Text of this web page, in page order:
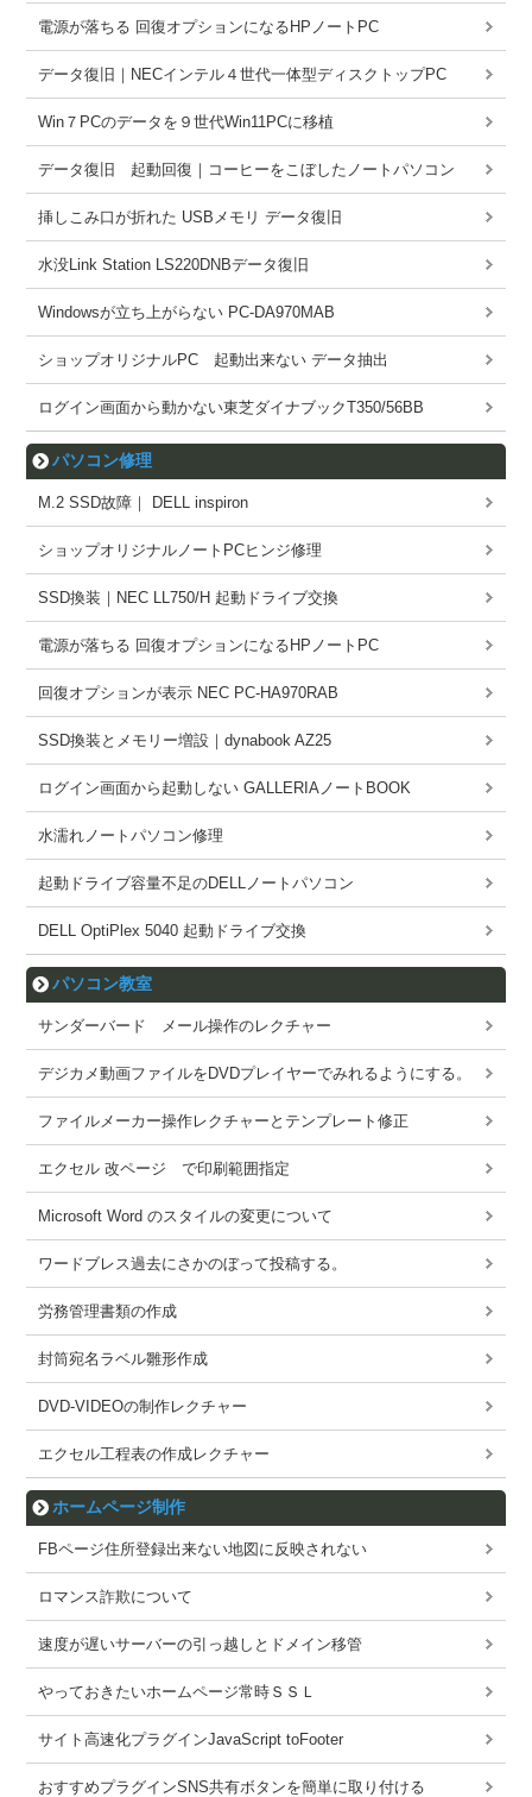
電源が落ちる 回復オプションになるHPノートPC
データ復旧｜NECインテル４世代一体型ディスクトップPC
Win７PCのデータを９世代Win11PCに移植
データ復旧 起動回復｜コーヒーをこぼしたノートパソコン
挿しこみ口が折れた USBメモリ データ復旧
水没Link Station LS220DNBデータ復旧
Windowsが立ち上がらない PC-DA970MAB
ショップオリジナルPC 起動出来ない データ抽出
ログイン画面から動かない東芝ダイナブックT350/56BB
パソコン修理
M.2 SSD故障｜ DELL inspiron
ショップオリジナルノートPCヒンジ修理
SSD換装｜NEC LL750/H 起動ドライブ交換
電源が落ちる 回復オプションになるHPノートPC
回復オプションが表示 NEC PC-HA970RAB
SSD換装とメモリー増設｜dynabook AZ25
ログイン画面から起動しない GALLERIAノートBOOK
水濡れノートパソコン修理
起動ドライブ容量不足のDELLノートパソコン
DELL OptiPlex 5040 起動ドライブ交換
パソコン教室
サンダーバード メール操作のレクチャー
デジカメ動画ファイルをDVDプレイヤーでみれるようにする。
ファイルメーカー操作レクチャーとテンプレート修正
エクセル 改ページ で印刷範囲指定
Microsoft Word のスタイルの変更について
ワードブレス過去にさかのぼって投稿する。
労務管理書類の作成
封筒宛名ラベル雛形作成
DVD-VIDEOの制作レクチャー
エクセル工程表の作成レクチャー
ホームページ制作
FBページ住所登録出来ない地図に反映されない
ロマンス詐欺について
速度が遅いサーバーの引っ越しとドメイン移管
やっておきたいホームページ常時ＳＳＬ
サイト高速化プラグインJavaScript toFooter
おすすめプラグインSNS共有ボタンを簡単に取り付ける